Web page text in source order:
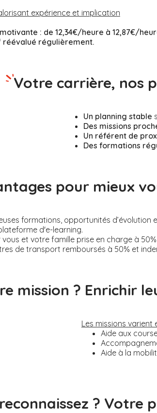
expérience et implication
: de 12,34€/heure à 12,87€/
réévalué régulièrement.
Votre carrière, nos
Un planning stable
Des missions
Un référent de
Des formations
pour mieux
formations, opportunités d’évolution
d'e-learning.
vous et votre famille prise en charge à
de transport remboursés à 50% et
mission ? Enrichir
Les missions varient
Aide aux
Aide à la
? Votre